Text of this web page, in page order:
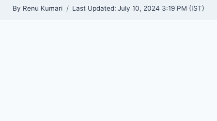
By Renu Kumari Last Updated: July 10, 2024 3:19 PM (IST)